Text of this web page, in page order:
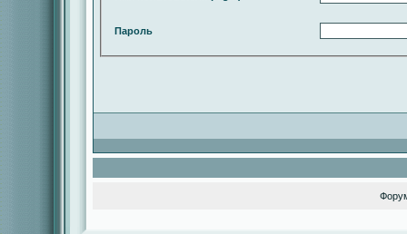
Пароль